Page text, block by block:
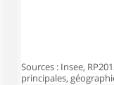
Sources : Insee,
principales,